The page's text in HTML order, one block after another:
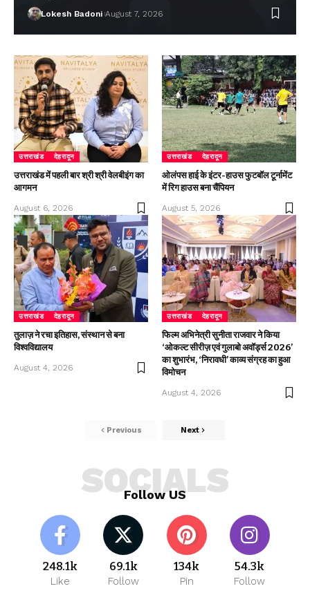
Lokesh Badoni August 7, 2026
उत्तराखंड देहरादून
उत्तराखंड में पहली बार श्री श्री वेलबीइंग का
आगमन
August 6, 2026
उत्तराखंड देहरादून
ओलंपस हाई के इंटर-हाउस फुटबॉल टूर्नामेंट
में रिग हाउस बना चैंपियन
August 5, 2026
उत्तराखंड देहरादून
तुलाज़ ने रचा इतिहास, संस्थान से बना
विश्वविद्यालय
August 4, 2026
उत्तराखंड देहरादून
फिल्म अभिनेत्री सुनीता राजवार ने किया
‘ओकल्ट सीरीज़ एवं गुलाबो अवॉर्ड्स 2026’
का शुभारंभ, ‘निरावधी’ काव्य संग्रह का हुआ
विमोचन
August 4, 2026
Previous Next
Follow US
SOCIALS
248.1k
Like
69.1k
Follow
134k
Pin
54.3k
Follow